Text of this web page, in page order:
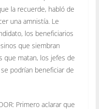
la recuerde, habló de
una amnistía. Le
los beneficiarios
que siembran
que matan, los jefes de
podrían beneficiar de
Primero aclarar que